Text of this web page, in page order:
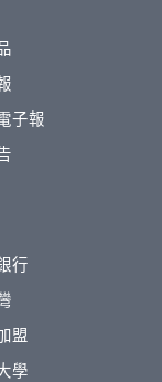
子報
行
盟
學